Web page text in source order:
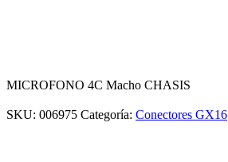
MICROFONO 4C Macho CHASIS
SKU: 006975 Categoría: Conectores GX16